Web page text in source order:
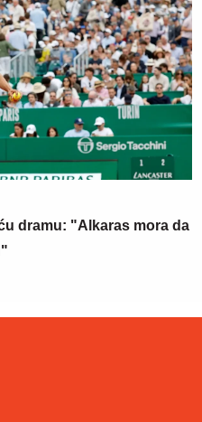
dramu: "Alkaras mora da